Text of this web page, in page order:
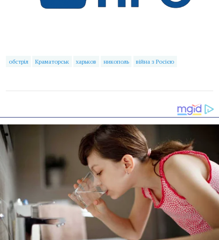
обстріл Краматорськ харьков никополь війна з Росією